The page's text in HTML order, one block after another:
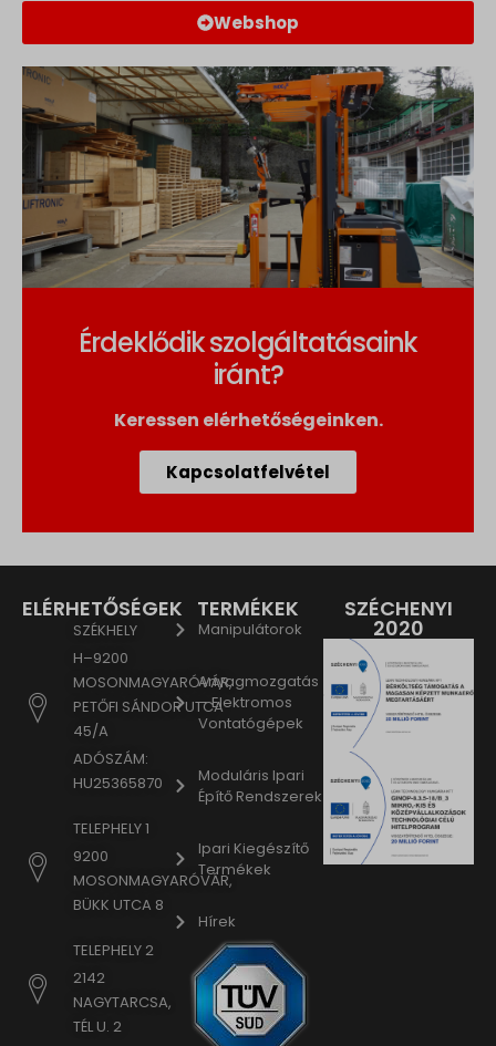
Webshop
Érdeklődik szolgáltatásaink
iránt?
Keressen elérhetőségeinken.
Kapcsolatfelvétel
ELÉRHETŐSÉGEK
SZÉKHELY
H–9200
MOSONMAGYARÓVÁR,
PETŐFI SÁNDOR UTCA
45/A
ADÓSZÁM:
HU25365870
TELEPHELY 1
9200
MOSONMAGYARÓVÁR,
BÜKK UTCA 8
TELEPHELY 2
2142
NAGYTARCSA,
TÉL U. 2
TERMÉKEK
Manipulátorok
Anyagmozgatás
– Elektromos
Vontatógépek
Moduláris Ipari
Építő Rendszerek
Ipari Kiegészítő
Termékek
Hírek
SZÉCHENYI
2020